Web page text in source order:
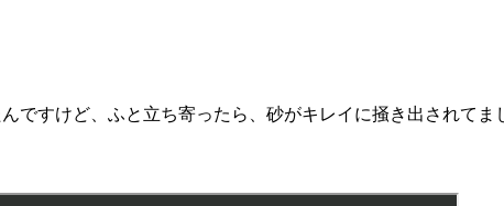
ですけど、ふと立ち寄ったら、砂がキレイに掻き出されてま